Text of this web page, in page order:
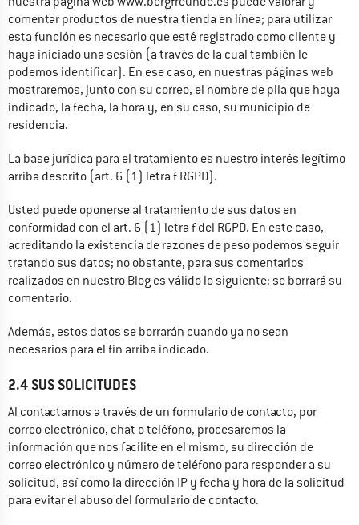
comentar productos de nuestra tienda en línea; para utilizar
esta función es necesario que esté registrado como cliente y
haya iniciado una sesión (a través de la cual también le
podemos identificar). En ese caso, en nuestras páginas web
mostraremos, junto con su correo, el nombre de pila que haya
indicado, la fecha, la hora y, en su caso, su municipio de
residencia.
La base jurídica para el tratamiento es nuestro interés legítimo
arriba descrito (art. 6 (1) letra f RGPD).
Usted puede oponerse al tratamiento de sus datos en
conformidad con el art. 6 (1) letra f del RGPD. En este caso,
acreditando la existencia de razones de peso podemos seguir
tratando sus datos; no obstante, para sus comentarios
realizados en nuestro Blog es válido lo siguiente: se borrará su
comentario.
Además, estos datos se borrarán cuando ya no sean
necesarios para el fin arriba indicado.
2.4 SUS SOLICITUDES
Al contactarnos a través de un formulario de contacto, por
correo electrónico, chat o teléfono, procesaremos la
información que nos facilite en el mismo, su dirección de
correo electrónico y número de teléfono para responder a su
solicitud, así como la dirección IP y fecha y hora de la solicitud
para evitar el abuso del formulario de contacto.